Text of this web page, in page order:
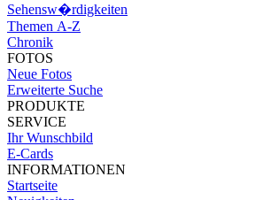
Sehensw�rdigkeiten
Themen A-Z
Chronik
FOTOS
Neue Fotos
Erweiterte Suche
PRODUKTE
SERVICE
Ihr Wunschbild
E-Cards
INFORMATIONEN
Startseite